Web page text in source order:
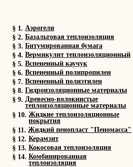
§ 1. Аэрогели
§ 2. Базальтовая теплоизоляция
§ 3. Битумированная бумага
§ 4. Вермикулит теплоизоляционный
§ 5. Вспененный каучук
§ 6. Вспененный полипропилен
§ 7. Вспененный полиэтилен
§ 8. Гидроизоляционные материалы
§ 9. Древесно-волокнистые
теплоизоляционные материалы
§ 10. Жидкие теплоизоляционные
покрытия
§ 11. Жидкий пенопласт "Пеномасса"
§ 12. Керамзит
§ 13. Кокосовая теплоизоляция
§ 14. Комбинированная
теплоизоляция